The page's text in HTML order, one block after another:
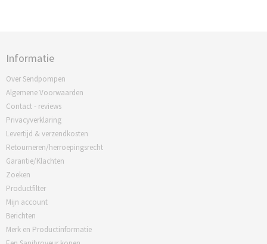
Informatie
Over Sendpompen
Algemene Voorwaarden
Contact - reviews
Privacyverklaring
Levertijd & verzendkosten
Retourneren/herroepingsrecht
Garantie/Klachten
Zoeken
Productfilter
Mijn account
Berichten
Merk en Productinformatie